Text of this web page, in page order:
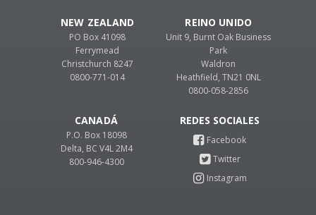
CANADÁ
P.O. Box 18098
Delta, BC V4L 2M4
800-946-4300
REINO UNIDO
Unit 9, Burnt Oak Business
Park
Waldron
Heathfield, TN21 0NL
0800-058-2856
NEW ZEALAND
PO Box 41098
Ferrymead
Christchurch 8247
0800-771-014